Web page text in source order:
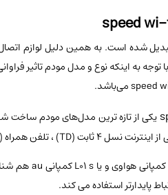
تبدیل شده است. به همین دلیل لوازم
به اینکه نوع و مدل مودم تاثیر
پایدارتر استفاده می کند.